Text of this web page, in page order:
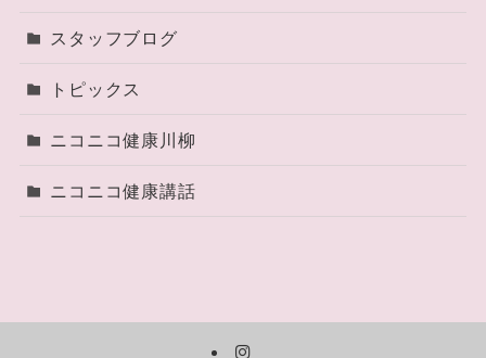
スタッフブログ
トピックス
ニコニコ健康川柳
ニコニコ健康講話